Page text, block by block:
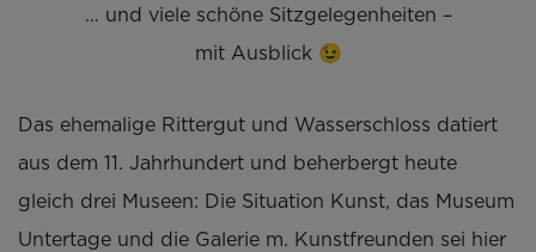
… und viele schöne Sitzgelegenheiten –
mit Ausblick 😉
Das ehemalige Rittergut und Wasserschloss datiert
aus dem 11. Jahrhundert und beherbergt heute
gleich drei Museen: Die Situation Kunst, das Museum
Untertage und die Galerie m. Kunstfreunden sei hier